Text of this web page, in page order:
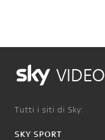
VIDEO
Tutti i siti di Sky:
SKY SPORT